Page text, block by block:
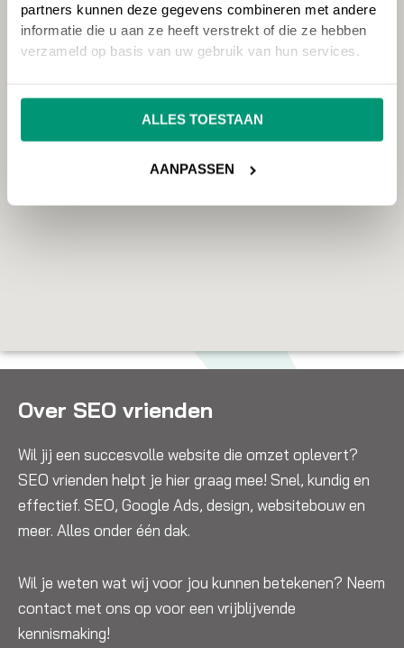
partners kunnen deze gegevens combineren met andere
informatie die u aan ze heeft verstrekt of die ze hebben
verzameld op basis van uw gebruik van hun services.
ALLES TOESTAAN
AANPASSEN
Over SEO vrienden
Wil jij een succesvolle website die omzet oplevert?
SEO vrienden helpt je hier graag mee! Snel, kundig en
effectief. SEO, Google Ads, design, websitebouw en
meer. Alles onder één dak.
Wil je weten wat wij voor jou kunnen betekenen? Neem
contact met ons op voor een vrijblijvende
kennismaking!